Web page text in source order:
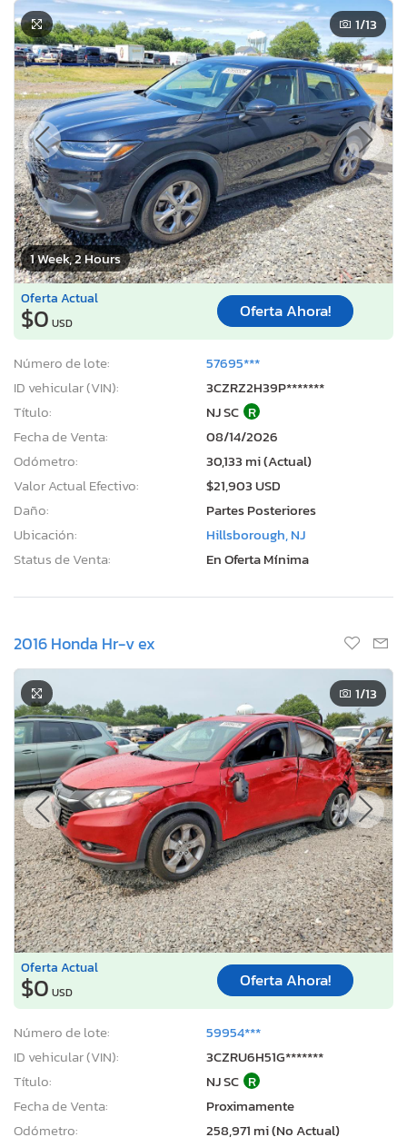
1 Week, 2 Hours
1/13
Oferta Actual
$0 USD
Oferta Ahora!
Número de lote:
57695***
ID vehicular (VIN):
3CZRZ2H39P*******
Título:
NJ SC R
Fecha de Venta:
08/14/2026
Odómetro:
30,133 mi (Actual)
Valor Actual Efectivo:
$21,903 USD
Daño:
Partes Posteriores
Ubicación:
Hillsborough, NJ
Status de Venta:
En Oferta Mínima
2016 Honda Hr-v ex
1/13
Oferta Actual
$0 USD
Oferta Ahora!
Número de lote:
59954***
ID vehicular (VIN):
3CZRU6H51G*******
Título:
NJ SC R
Fecha de Venta:
Proximamente
Odómetro:
258,971 mi (No Actual)